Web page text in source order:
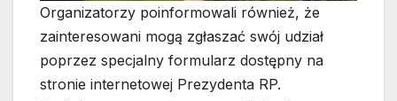
Organizatorzy poinformowali również, że
zainteresowani mogą zgłaszać swój udział
poprzez specjalny formularz dostępny na
stronie internetowej Prezydenta RP.